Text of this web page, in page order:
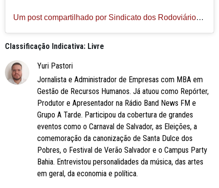
Um post compartilhado por Sindicato dos Rodoviários - BA (@sindicatorodoviarios_ba)
Classificação Indicativa: Livre
Yuri Pastori
Jornalista e Administrador de Empresas com MBA em
Gestão de Recursos Humanos. Já atuou como Repórter,
Produtor e Apresentador na Rádio Band News FM e
Grupo A Tarde. Participou da cobertura de grandes
eventos como o Carnaval de Salvador, as Eleições, a
comemoração da canonização de Santa Dulce dos
Pobres, o Festival de Verão Salvador e o Campus Party
Bahia. Entrevistou personalidades da música, das artes
em geral, da economia e política.